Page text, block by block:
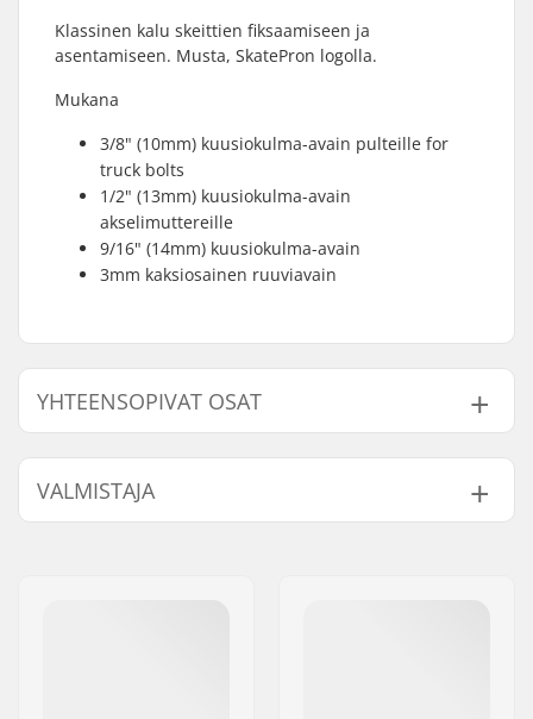
Klassinen kalu skeittien fiksaamiseen ja
asentamiseen. Musta, SkatePron logolla.
Mukana
3/8" (10mm) kuusiokulma-avain pulteille for
truck bolts
1/2" (13mm) kuusiokulma-avain
akselimuttereille
9/16" (14mm) kuusiokulma-avain
3mm kaksiosainen ruuviavain
YHTEENSOPIVAT OSAT
Etsi yhteensopivia tuotteita SkatePro Skeittityökalu:
VALMISTAJA